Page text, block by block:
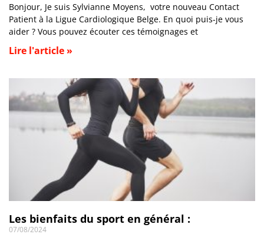
Bonjour, Je suis Sylvianne Moyens, votre nouveau Contact
Patient à la Ligue Cardiologique Belge. En quoi puis-je vous
aider ? Vous pouvez écouter ces témoignages et
Lire l'article »
Les bienfaits du sport en général :
07/08/2024